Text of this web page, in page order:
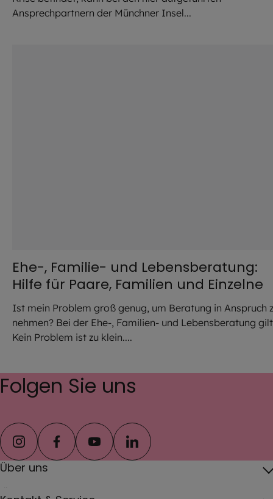
Ansprechpartnern der Münchner Insel...
Ehe-, Familie- und Lebensberatung:
Hilfe für Paare, Familien und Einzelne
Ist mein Problem groß genug, um Beratung in Anspruch
nehmen? Bei der Ehe-, Familien- und Lebensberatung
Kein Problem ist zu klein....
Folgen Sie uns
instagramfacebookyoutubelinkedin
Über uns